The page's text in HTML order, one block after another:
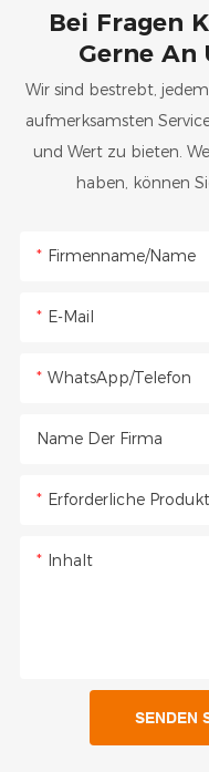
Bei Fragen
Gerne An
Wir sind bestrebt,
aufmerksamsten
und Wert zu bieten.
haben, können
Firmenname/Name
E-Mail
WhatsApp/Telefon
Name Der Firma
Erforderliche
Inhalt
SENDEN